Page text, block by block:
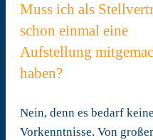
Muss ich als
schon einmal eine
Aufstellung
haben?
Nein, denn es bedarf
Vorkenntnisse. Von